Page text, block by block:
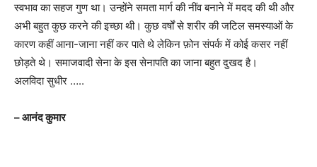
स्वभाव का सहज गुण था। उन्होंने समता मार्ग की नींव बनाने में मदद की थी और
अभी बहुत कुछ करने की इच्छा थी। कुछ वर्षों से शरीर की जटिल समस्याओं के
कारण कहीं आना-जाना नहीं कर पाते थे लेकिन फ़ोन संपर्क में कोई कसर नहीं
छोड़ते थे। समाजवादी सेना के इस सेनापति का जाना बहुत दुखद है।
अलविदा सुधीर …..
– आनंद कुमार